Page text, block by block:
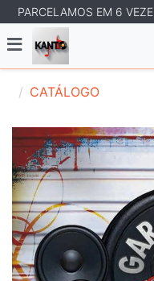
PARCELAMOS EM 6
CATÁLOGO